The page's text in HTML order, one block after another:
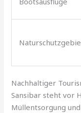
Nachhaltiger
Sansibar steht vor
Müllentsorgung